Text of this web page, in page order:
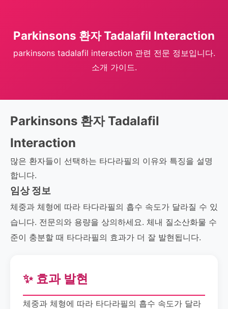
Parkinsons 환자 Tadalafil Interaction
parkinsons tadalafil interaction 관련 전문 정보입니다.
소개 가이드.
Parkinsons 환자 Tadalafil
Interaction
많은 환자들이 선택하는 타다라필의 이유와 특징을 설명
합니다.
임상 정보
체중과 체형에 따라 타다라필의 흡수 속도가 달라질 수 있
습니다. 전문의와 용량을 상의하세요. 체내 질소산화물 수
준이 충분할 때 타다라필의 효과가 더 잘 발현됩니다.
✨ 효과 발현
체중과 체형에 따라 타다라필의 흡수 속도가 달라